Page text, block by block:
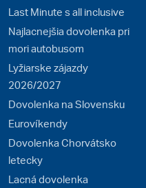
Last Minute s all inclusive
Najlacnejšia dovolenka pri
mori autobusom
Lyžiarske zájazdy
2026/2027
Dovolenka na Slovensku
Eurovíkendy
Dovolenka Chorvátsko
letecky
Lacná dovolenka